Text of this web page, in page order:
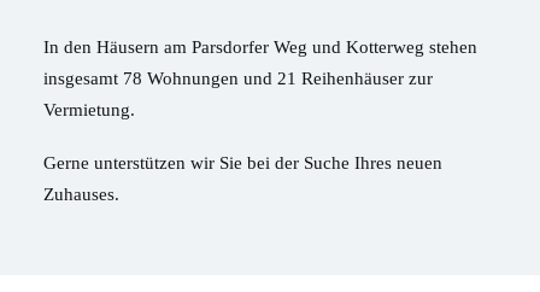
In den Häusern am Parsdorfer Weg und Kotterweg stehen
insgesamt 78 Wohnungen und 21 Reihenhäuser zur
Vermietung.
Gerne unterstützen wir Sie bei der Suche Ihres neuen
Zuhauses.